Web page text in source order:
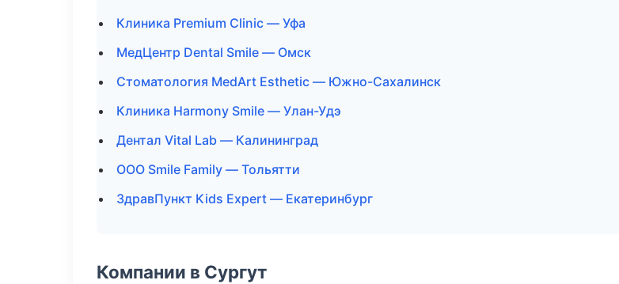
Клиника Premium Clinic — Уфа
МедЦентр Dental Smile — Омск
Стоматология MedArt Esthetic — Южно-Сахалинск
Клиника Harmony Smile — Улан-Удэ
Дентал Vital Lab — Калининград
ООО Smile Family — Тольятти
ЗдравПункт Kids Expert — Екатеринбург
Компании в Сургут